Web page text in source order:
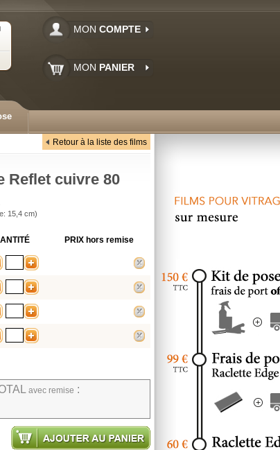
MON COMPTE
MON PANIER
Retour à la liste des films
Reflet cuivre 80
15,4 cm)
PRIX hors remise
supprimer
avec remise :
Ajouter au panier